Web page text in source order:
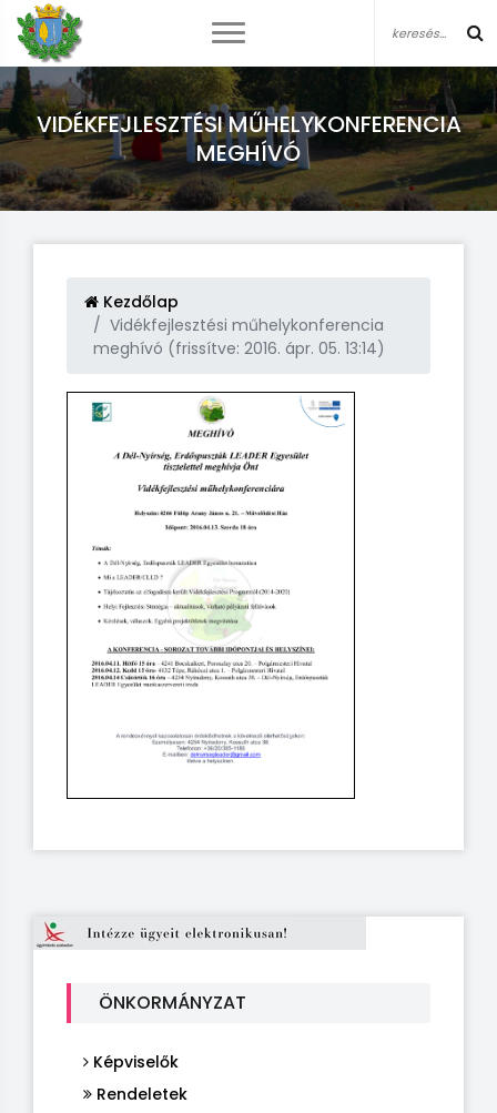
VIDÉKFEJLESZTÉSI MŰHELYKONFERENCIA
MEGHÍVÓ
ÖNKORMÁNYZAT
Képviselők
Rendeletek
Kezdőlap
Vidékfejlesztési műhelykonferencia
meghívó (frissítve: 2016. ápr. 05. 13:14)